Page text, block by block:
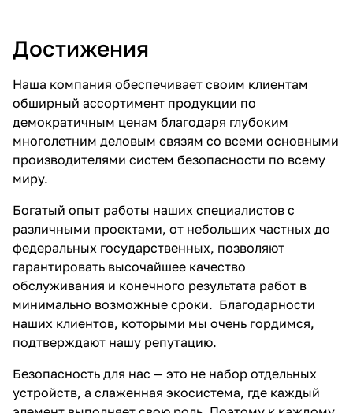
Достижения
Наша компания обеспечивает своим клиентам
обширный ассортимент продукции по
демократичным ценам благодаря глубоким
многолетним деловым связям со всеми основными
производителями систем безопасности по всему
миру.
Богатый опыт работы наших специалистов с
различными проектами, от небольших частных до
федеральных государственных, позволяют
гарантировать высочайшее качество
обслуживания и конечного результата работ в
минимально возможные сроки. Благодарности
наших клиентов, которыми мы очень гордимся,
подтверждают нашу репутацию.
Безопасность для нас — это не набор отдельных
устройств, а слаженная экосистема, где каждый